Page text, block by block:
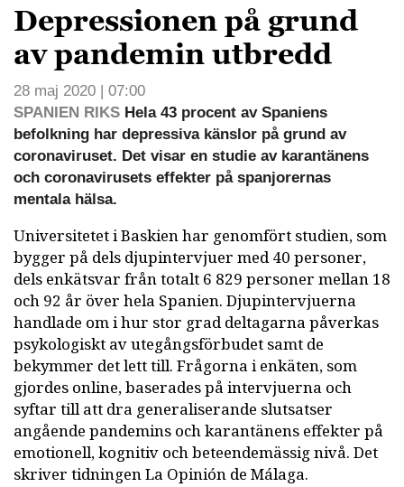
Depressionen på grund
av pandemin utbredd
28 maj 2020 | 07:00
SPANIEN RIKS Hela 43 procent av Spaniens
befolkning har depressiva känslor på grund av
coronaviruset. Det visar en studie av karantänens
och coronavirusets effekter på spanjorernas
mentala hälsa.
Universitetet i Baskien har genomfört studien, som
bygger på dels djupintervjuer med 40 personer,
dels enkätsvar från totalt 6 829 personer mellan 18
och 92 år över hela Spanien. Djupintervjuerna
handlade om i hur stor grad deltagarna påverkas
psykologiskt av utegångsförbudet samt de
bekymmer det lett till. Frågorna i enkäten, som
gjordes online, baserades på intervjuerna och
syftar till att dra generaliserande slutsatser
angående pandemins och karantänens effekter på
emotionell, kognitiv och beteendemässig nivå. Det
skriver tidningen La Opinión de Málaga.